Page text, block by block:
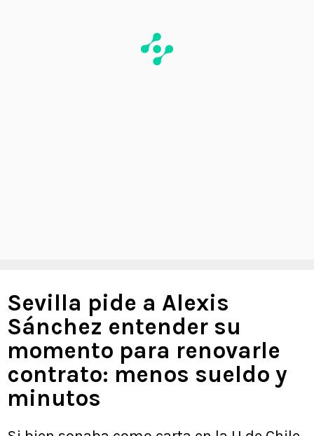
Sevilla pide a Alexis
Sánchez entender su
momento para renovarle
contrato: menos sueldo y
minutos